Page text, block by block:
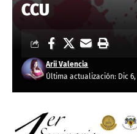
CCU
Última actualización: Dic 6,
Arii Valencia